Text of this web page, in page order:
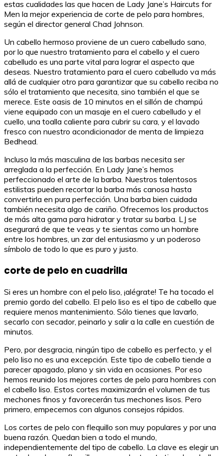
estas cualidades las que hacen de Lady Jane’s Haircuts for
Men la mejor experiencia de corte de pelo para hombres,
según el director general Chad Johnson.
Un cabello hermoso proviene de un cuero cabelludo sano,
por lo que nuestro tratamiento para el cabello y el cuero
cabelludo es una parte vital para lograr el aspecto que
deseas. Nuestro tratamiento para el cuero cabelludo va más
allá de cualquier otro para garantizar que su cabello reciba no
sólo el tratamiento que necesita, sino también el que se
merece. Este oasis de 10 minutos en el sillón de champú
viene equipado con un masaje en el cuero cabelludo y el
cuello, una toalla caliente para cubrir su cara, y el lavado
fresco con nuestro acondicionador de menta de limpieza
Bedhead.
Incluso la más masculina de las barbas necesita ser
arreglada a la perfección. En Lady Jane’s hemos
perfeccionado el arte de la barba. Nuestros talentosos
estilistas pueden recortar la barba más canosa hasta
convertirla en pura perfección. Una barba bien cuidada
también necesita algo de cariño. Ofrecemos los productos
de más alta gama para hidratar y tratar su barba. LJ se
asegurará de que te veas y te sientas como un hombre
entre los hombres, un zar del entusiasmo y un poderoso
símbolo de todo lo que es puro y justo.
corte de pelo en cuadrilla
Si eres un hombre con el pelo liso, ¡alégrate! Te ha tocado el
premio gordo del cabello. El pelo liso es el tipo de cabello que
requiere menos mantenimiento. Sólo tienes que lavarlo,
secarlo con secador, peinarlo y salir a la calle en cuestión de
minutos.
Pero, por desgracia, ningún tipo de cabello es perfecto, y el
pelo liso no es una excepción. Este tipo de cabello tiende a
parecer apagado, plano y sin vida en ocasiones. Por eso
hemos reunido los mejores cortes de pelo para hombres con
el cabello liso. Estos cortes maximizarán el volumen de tus
mechones finos y favorecerán tus mechones lisos. Pero
primero, empecemos con algunos consejos rápidos.
Los cortes de pelo con flequillo son muy populares y por una
buena razón. Quedan bien a todo el mundo,
independientemente del tipo de cabello. La clave es elegir un